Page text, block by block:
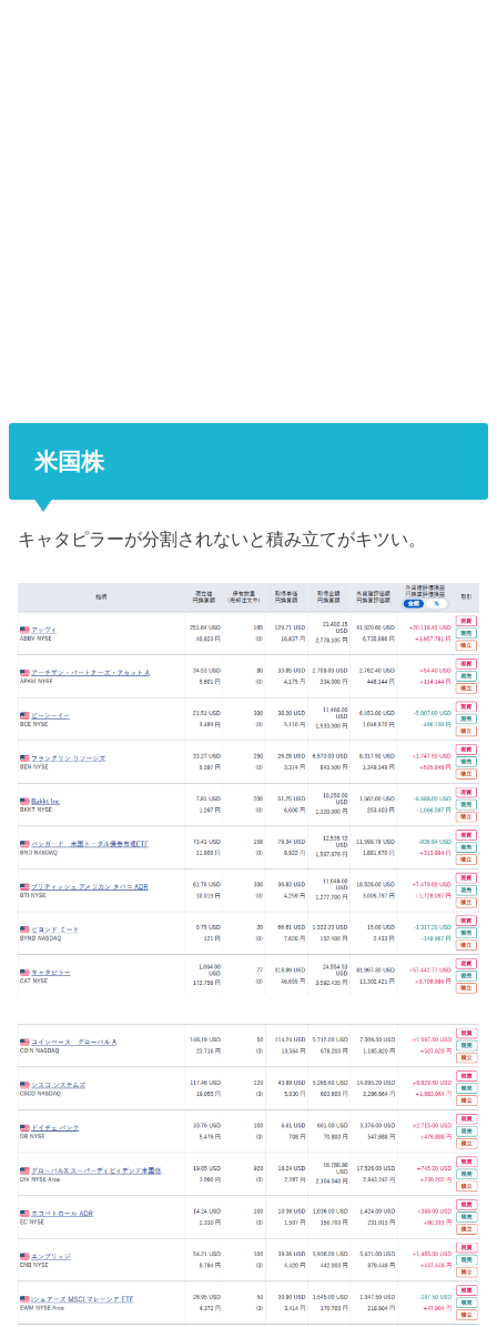
米国株
キャタピラーが分割されないと積み立てがキツい。